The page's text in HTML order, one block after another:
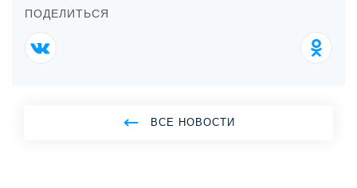
ВСЕ НОВОСТИ
ПОДЕЛИТЬСЯ